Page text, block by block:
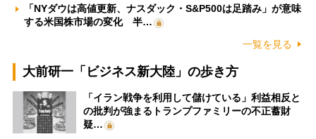
「NYダウは高値更新、ナスダック・S&P500は足踏み」が意味
する米国株市場の変化 半…
一覧を見る
大前研一「ビジネス新大陸」の歩き方
「イラン戦争を利用して儲けている」利益相反と
の批判が強まるトランプファミリーの不正蓄財
疑…